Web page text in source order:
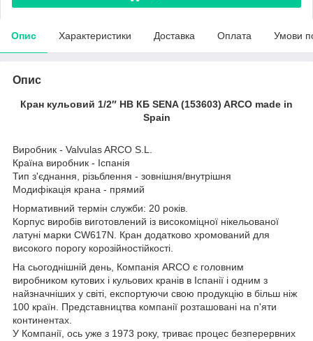
Опис Характеристики Доставка Оплата Умови
Опис
Кран кульовий 1/2″ НВ КБ SENA (153603) ARCO made in
Spain
Виробник - Valvulas ARCO S.L.
Країна виробник - Іспанія
Тип з'єднання, різьблення - зовнішня/внутрішня
Модифікація крана - прямий
Нормативний термін служби: 20 років.
Корпус виробів виготовлений із високоміцної нікельованої
латуні марки CW617N. Кран додатково хромований для
високого порогу корозійностійкості.
На сьогоднішній день, Компанія ARCO є головним
виробником кутових і кульових кранів в Іспанії і одним з
найзначніших у світі, експортуючи свою продукцію в більш ніж
100 країн. Представництва компанії розташовані на п'яти
континентах.
У Компанії, ось уже з 1973 року, триває процес безперервних